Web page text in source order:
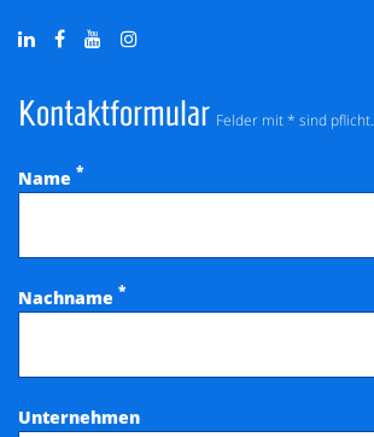
Kontaktformular Felder mit * sind pflicht.
Name *
Nachname *
Unternehmen